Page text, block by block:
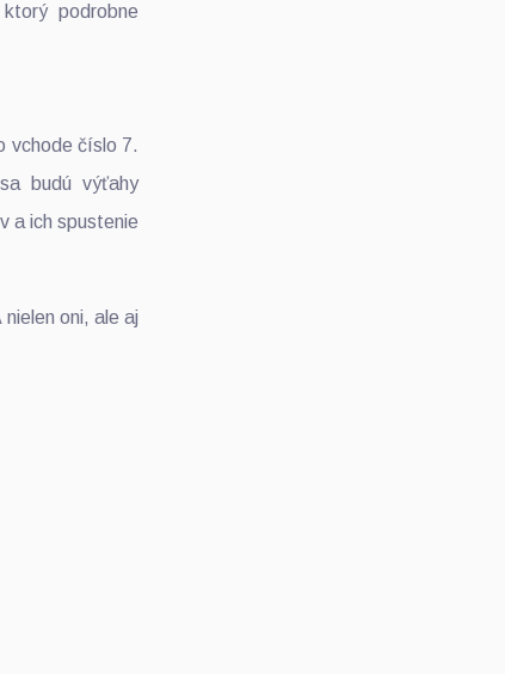
ktorý podrobne
vchode číslo 7.
budú výťahy
a ich spustenie
oni, ale aj